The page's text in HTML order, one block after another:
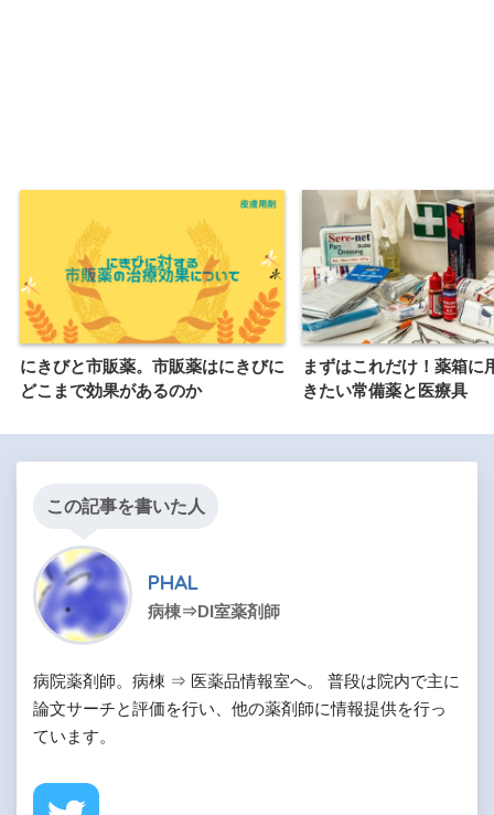
にきびと市販薬。市販薬はにきびに
どこまで効果があるのか
まずはこれだけ！薬箱に
きたい常備薬と医療具
この記事を書いた人
PHAL
病棟⇒DI室薬剤師
病院薬剤師。病棟 ⇒ 医薬品情報室へ。 普段は院内で主に
論文サーチと評価を行い、他の薬剤師に情報提供を行っ
ています。